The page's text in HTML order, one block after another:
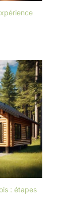
: étapes